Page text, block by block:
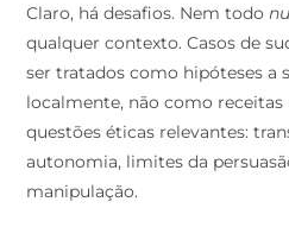
Claro, há desafios. Nem todo
qualquer contexto. Casos de
ser tratados como hipóteses a
localmente, não como
questões éticas relevantes:
autonomia, limites da
manipulação.